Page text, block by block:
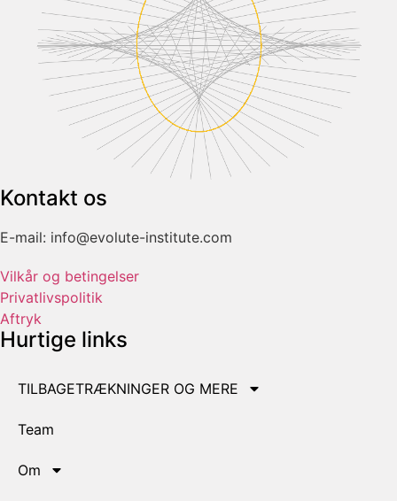
Kontakt os
E-mail: info@evolute-institute.com
Vilkår og betingelser
Privatlivspolitik
Aftryk
Hurtige links
TILBAGETRÆKNINGER OG MERE
Team
Om